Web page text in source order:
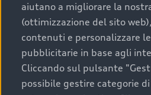
La qualità di
un’auto usata
Scegliere un’auto usata è una
convenienza, affidabilità e
aiutano a migliorare la
(ottimizzazione del sito
contenuti e personalizzare
pubblicitarie in base agli
Cliccando sul pulsante
possibile gestire categorie